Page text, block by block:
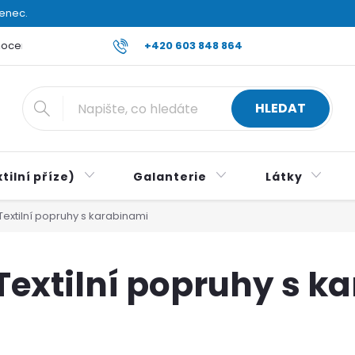
+420 603 848 864
obchodu Reklamace a vrácení zboží Všeobecné
HLEDAT
příze) Galanterie Látky
popruhy s karabinami
popruhy s